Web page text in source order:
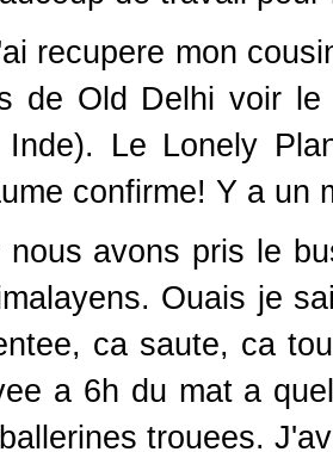
recupere mon
de Old Delhi voir
Inde). Le Lonely
confirme! Y a un
nous avons pris le
Ouais je
ca saute, ca
a 6h du mat a
trouees.